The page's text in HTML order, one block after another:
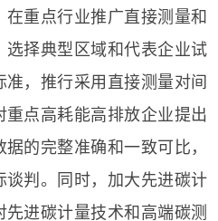
在重点行业推广直接测量和
选择典型区域和代表企业试
，推行采用直接测量对间
点高耗能高排放企业提出
的完整准确和一致可比，
谈判。同时，加大先进碳计
进碳计量技术和高端碳测